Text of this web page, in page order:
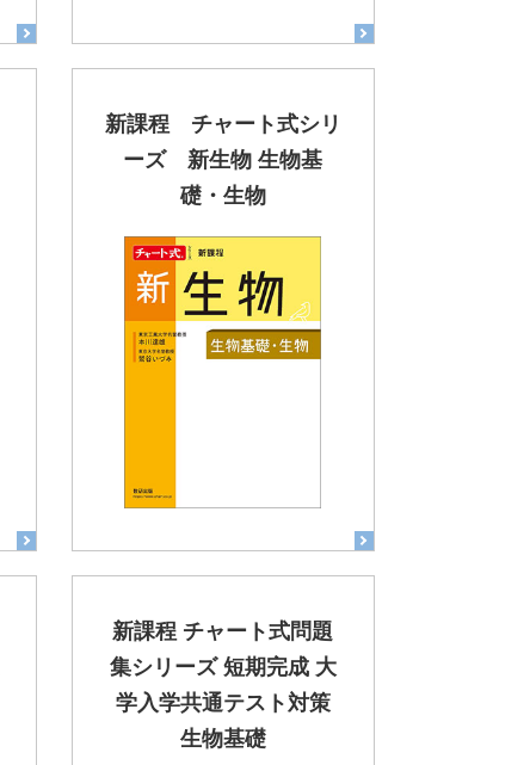
新課程 チャート式シリ
ーズ 新生物 生物基
礎・生物
新課程 チャート式問題
集シリーズ 短期完成 大
学入学共通テスト対策
生物基礎